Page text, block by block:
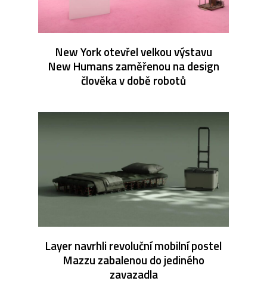
New York otevřel velkou výstavu
New Humans zaměřenou na design
člověka v době robotů
Layer navrhli revoluční mobilní postel
Mazzu zabalenou do jediného
zavazadla